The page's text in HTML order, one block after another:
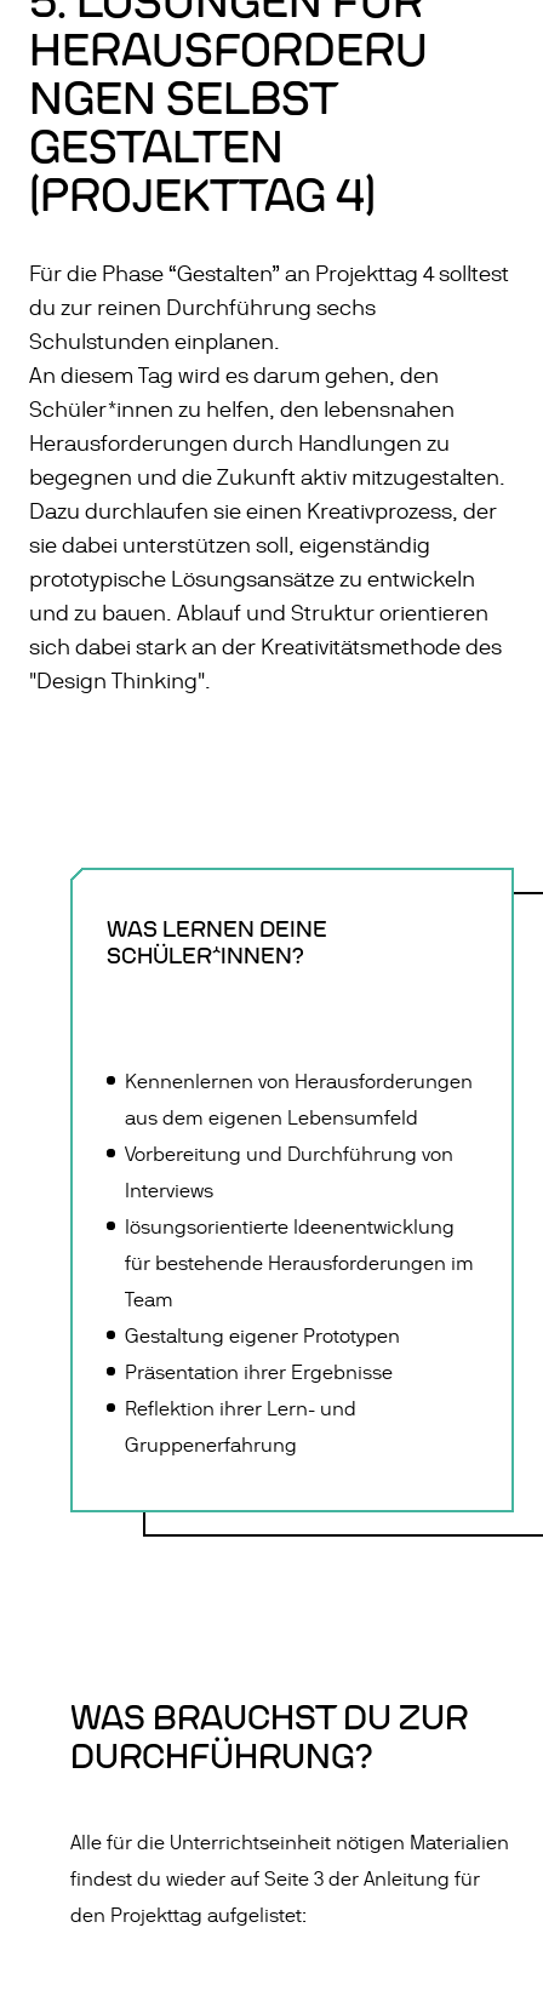
HERAUSFORDERU
NGEN SELBST
GESTALTEN
(PROJEKTTAG 4)
Für die Phase “Gestalten” an Projekttag 4 solltest
du zur reinen Durchführung sechs
Schulstunden einplanen.
An diesem Tag wird es darum gehen, den
Schüler*innen zu helfen, den lebensnahen
Herausforderungen durch Handlungen zu
begegnen und die Zukunft aktiv mitzugestalten.
Dazu durchlaufen sie einen Kreativprozess, der
sie dabei unterstützen soll, eigenständig
prototypische Lösungsansätze zu entwickeln
und zu bauen. Ablauf und Struktur orientieren
sich dabei stark an der Kreativitätsmethode des
"Design Thinking".
WAS LERNEN DEINE
SCHÜLER*INNEN?
Kennenlernen von Herausforderungen
aus dem eigenen Lebensumfeld
Vorbereitung und Durchführung von
Interviews
lösungsorientierte Ideenentwicklung
für bestehende Herausforderungen im
Team
Gestaltung eigener Prototypen
Präsentation ihrer Ergebnisse
Reflektion ihrer Lern- und
Gruppenerfahrung
WAS BRAUCHST DU ZUR
DURCHFÜHRUNG?
Alle für die Unterrichtseinheit nötigen Materialien
findest du wieder auf Seite 3 der Anleitung für
den Projekttag aufgelistet: